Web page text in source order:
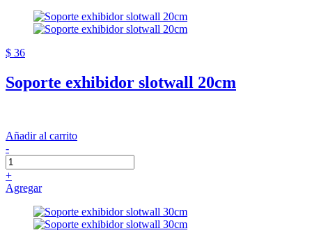
$ 36
Soporte exhibidor slotwall 20cm
Añadir al carrito
-
+
Agregar